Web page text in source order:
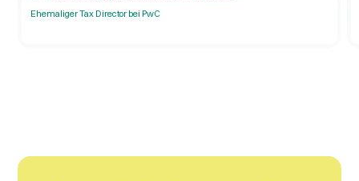
Ehemaliger Tax Director bei PwC